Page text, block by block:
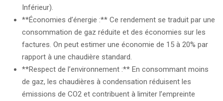
Inférieur).
**Économies d’énergie :** Ce rendement se traduit par une
consommation de gaz réduite et des économies sur les
factures. On peut estimer une économie de 15 à 20% par
rapport à une chaudière standard.
**Respect de l’environnement :** En consommant moins
de gaz, les chaudières à condensation réduisent les
émissions de CO2 et contribuent à limiter l’empreinte